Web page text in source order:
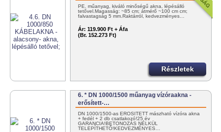
PE. műanyag, kiváló minőségű akna, lépésálló
tetővel.Magasság: ~85 cm; átmérő ~100 cm cm;
falvastagság 5 mm.Raktárról, kedvezményes…
Ár: 119.900 Ft + Áfa
(Br. 152.273 Ft)
Részletek
6. * DN 1000/1500 műanyag vízóraakna -
erősített-…
DN 1000/1500-as ERŐSÍTETT mászható vízóra akna
+ fedél + 2 db csatlakozó!25 év
GARANCIA!BETONOZÁS NÉLKÜL
TELEPÍTHETŐ!KEDVEZMÉNYES…